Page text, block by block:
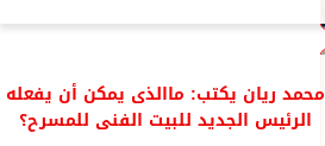
محمد ريان يكتب: ماالذى يمكن أن يفعله
الرئيس الجديد للبيت الفنى للمسرح؟